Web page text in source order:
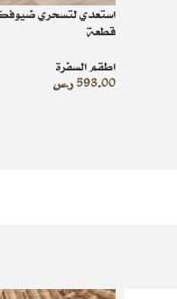
قطعة
اطقم السفرة
593.00ر.س